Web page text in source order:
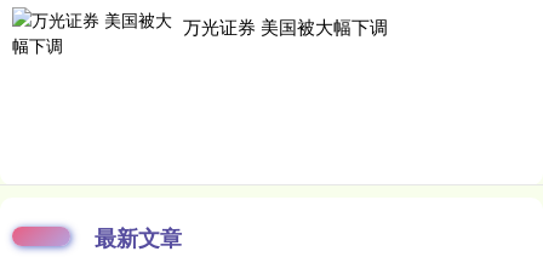
万光证券 美国被大幅下调
最新文章